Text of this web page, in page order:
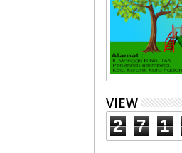
VIEW
2 7 1